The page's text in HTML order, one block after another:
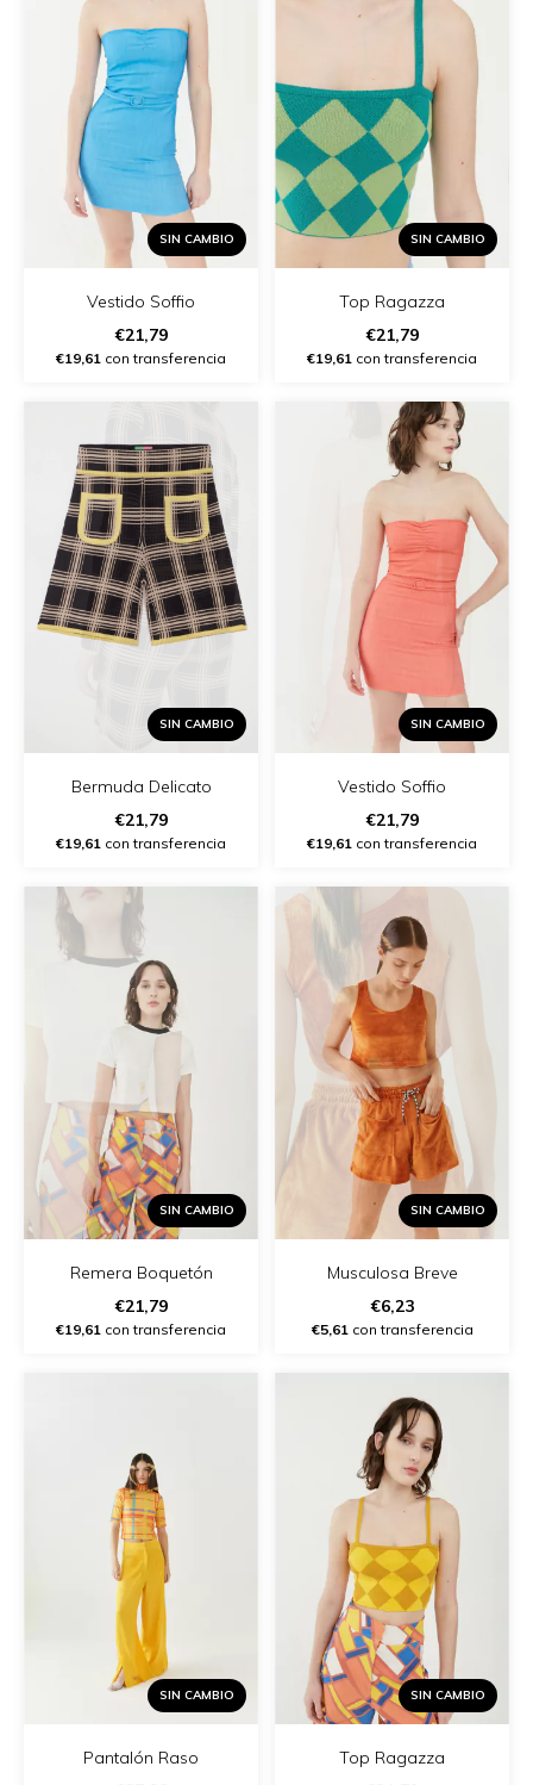
SIN CAMBIO
Vestido Soffio
€21,79
€19,61 con transferencia
SIN CAMBIO
Top Ragazza
€21,79
€19,61 con transferencia
SIN CAMBIO
Bermuda Delicato
€21,79
€19,61 con transferencia
SIN CAMBIO
Vestido Soffio
€21,79
€19,61 con transferencia
SIN CAMBIO
Remera Boquetón
€21,79
€19,61 con transferencia
SIN CAMBIO
Musculosa Breve
€6,23
€5,61 con transferencia
SIN CAMBIO
Pantalón Raso
SIN CAMBIO
Top Ragazza